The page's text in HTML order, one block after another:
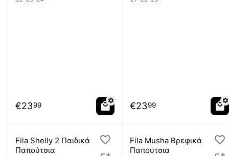
€2399 €2399
Fila Shelly 2 Παιδικά
Παπούτσια
Fila Musha Βρεφικά
Παπούτσια